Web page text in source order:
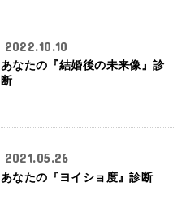
2022.10.10
あなたの『結婚後の未来像』診
断
2021.05.26
あなたの『ヨイショ度』診断